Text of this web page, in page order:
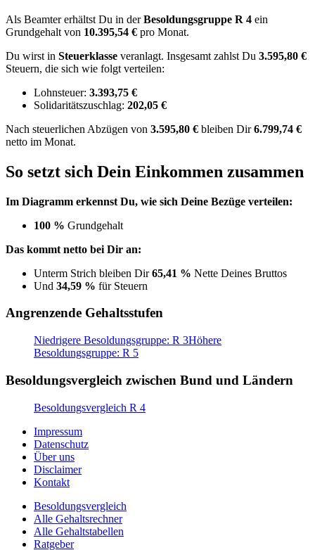
Als Beamter erhältst Du in derBesoldungsgruppe R 4 ein
Grundgehalt von 10.395,54 € pro Monat.
Du wirst in Steuerklasse veranlagt. Insgesamt zahlst Du 3.595,80 €
Steuern, die sich wie folgt verteilen:
Lohnsteuer: 3.393,75 €
Solidaritätszuschlag: 202,05 €
Nach steuerlichen Abzügen von 3.595,80 € bleiben Dir6.799,74 €
netto im Monat.
So setzt sich Dein Einkommen zusammen
Im Diagramm erkennst Du, wie sich Deine Bezüge verteilen:
100 % Grundgehalt
Das kommt netto bei Dir an:
Unterm Strich bleiben Dir65,41 % Nette Deines Bruttos
Und 34,59 % für Steuern
Angrenzende Gehaltsstufen
Niedrigere Besoldungsgruppe: R 3Höhere
Besoldungsgruppe: R 5
Besoldungsvergleich zwischen Bund und Ländern
Besoldungsvergleich R 4
Impressum
Datenschutz
Über uns
Disclaimer
Kontakt
Besoldungsvergleich
Alle Gehaltsrechner
Alle Gehaltstabellen
Ratgeber